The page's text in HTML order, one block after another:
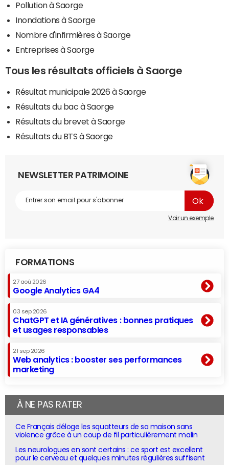
Pollution à Saorge
Inondations à Saorge
Nombre d'infirmières à Saorge
Entreprises à Saorge
Tous les résultats officiels à Saorge
Résultat municipale 2026 à Saorge
Résultats du bac à Saorge
Résultats du brevet à Saorge
Résultats du BTS à Saorge
NEWSLETTER PATRIMOINE
Voir un exemple
FORMATIONS
27 aoû 2026
Google Analytics GA4
03 sep 2026
ChatGPT et IA génératives : bonnes pratiques
et usages responsables
21 sep 2026
Web analytics : booster ses performances
marketing
À NE PAS RATER
Ce Français déloge les squatteurs de sa maison sans
violence grâce à un coup de fil particulièrement malin
Les neurologues en sont certains : ce sport est excellent
pour le cerveau et quelques minutes régulières suffisent